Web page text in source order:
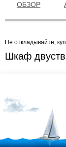
ОБЗОР
Не откладывайте,
Шкаф